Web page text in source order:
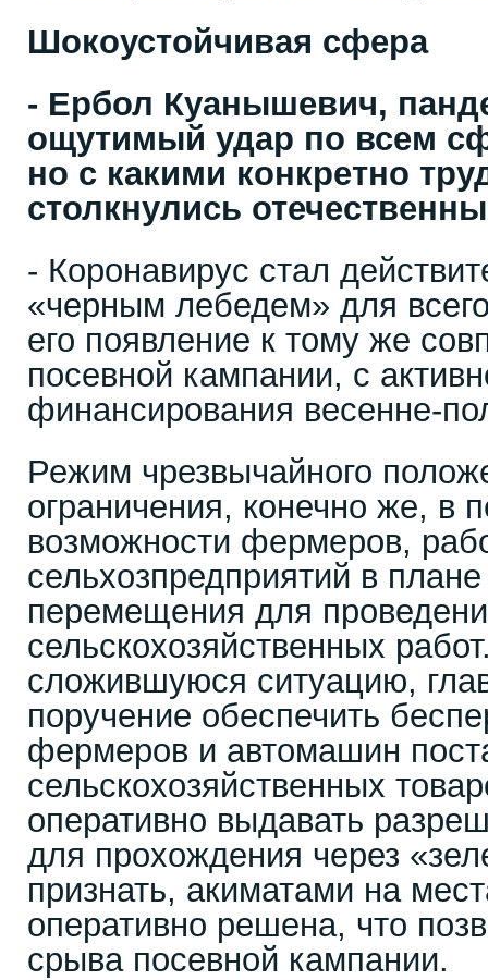
Шокоустойчивая сфера
- Ербол Куанышевич,
ощутимый удар по всем
но с какими конкретно
столкнулись
- Коронавирус стал
«черным лебедем» для
его появление к тому же
посевной кампании, с
финансирования весенне-
Режим чрезвычайного
ограничения, конечно же, в
возможности фермеров,
сельхозпредприятий в
перемещения для
сельскохозяйственных
сложившуюся ситуацию,
поручение обеспечить
фермеров и автомашин
сельскохозяйственных
оперативно выдавать
для прохождения через
признать, акиматами на
оперативно решена, что
срыва посевной кампании.